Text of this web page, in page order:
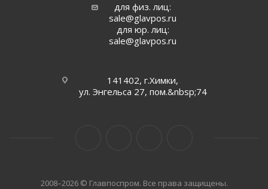
для физ. лиц:
sale@glavpos.ru
для юр. лиц:
sale@glavpos.ru
141402, г.Химки,
ул. Энгельса 27, пом.&nbsp;74
2008–2026 © Главпоспром. Все права защищены.